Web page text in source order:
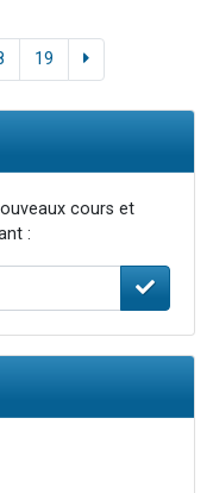
19
cours et
: